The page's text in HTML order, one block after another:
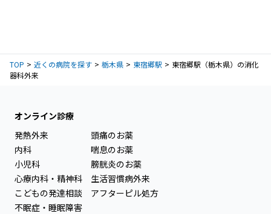
TOP 近くの病院を探す 栃木県 東宿郷駅
東宿郷駅（栃木県）の消化
器科外来
オンライン診療
発熱外来
内科
小児科
心療内科・精神科
こどもの発達相談
不眠症・睡眠障害
頭痛のお薬
喘息のお薬
膀胱炎のお薬
生活習慣病外来
アフターピル処方